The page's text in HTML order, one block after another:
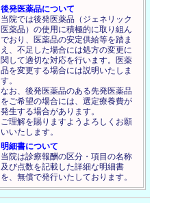
後発医薬品について
当院では後発医薬品（ジェネリック
医薬品）の使用に積極的に取り組ん
でおり、医薬品の安定供給等を踏ま
え、不足した場合には処方の変更に
関して適切な対応を行います。医薬
品を変更する場合には説明いたしま
す。
なお、後発医薬品のある先発医薬品
をご希望の場合には、選定療養費が
発生する場合があります。
ご理解を賜りますようよろしくお願
いいたします。
明細書について
当院は診療報酬の区分・項目の名称
及び点数を記載した詳細な明細書
を、無償で発行いたしております。